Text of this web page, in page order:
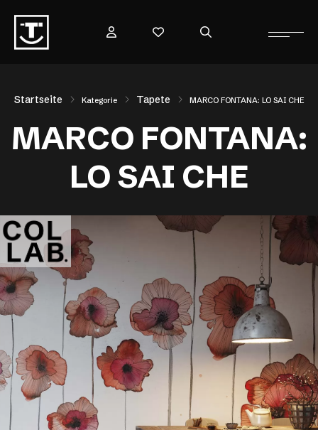
Startseite Kategorie Tapete MARCO FONTANA: LO SAI CHE
MARCO FONTANA:
LO SAI CHE